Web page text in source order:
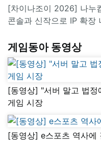
[차이나조이 2026] 나누
콘솔과 신작으로 IP 확장
게임동아 동영상
[동영상] "서버 말고 법정
게임 시장
[동영상] e스포츠 역사에